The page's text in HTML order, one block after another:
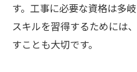
す。工事に必要な資格は多
スキルを習得するためには
すことも大切です。